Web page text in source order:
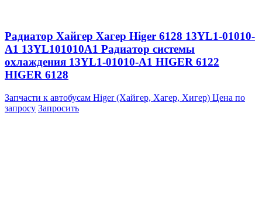
Радиатор Хайгер Хагер Higer 6128 13YL1-01010-
A1 13YL101010A1 Радиатор системы
охлаждения 13YL1-01010-A1 HIGER 6122
HIGER 6128
Запчасти к автобусам Higer (Хайгер, Хагер, Хигер) Цена по
запросу Запросить